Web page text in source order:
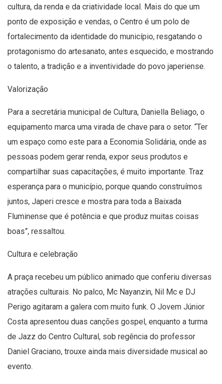
cultura, da renda e da criatividade local. Mais do que um
ponto de exposição e vendas, o Centro é um polo de
fortalecimento da identidade do município, resgatando o
protagonismo do artesanato, antes esquecido, e mostrando
o talento, a tradição e a inventividade do povo japeriense.
Valorização
Para a secretária municipal de Cultura, Daniella Beliago, o
equipamento marca uma virada de chave para o setor. “Ter
um espaço como este para a Economia Solidária, onde as
pessoas podem gerar renda, expor seus produtos e
compartilhar suas capacitações, é muito importante. Traz
esperança para o município, porque quando construímos
juntos, Japeri cresce e mostra para toda a Baixada
Fluminense que é potência e que produz muitas coisas
boas”, ressaltou.
Cultura e celebração
A praça recebeu um público animado que conferiu diversas
atrações culturais. No palco, Mc Nayanzin, Nil Mc e DJ
Perigo agitaram a galera com muito funk. O Jovem Júnior
Costa apresentou duas canções gospel, enquanto a turma
de Jazz do Centro Cultural, sob regência do professor
Daniel Graciano, trouxe ainda mais diversidade musical ao
evento.